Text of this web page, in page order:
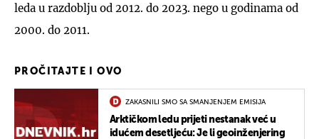
leda u razdoblju od 2012. do 2023. nego u godinama od
2000. do 2011.
PROČITAJTE I OVO
ZAKASNILI SMO SA SMANJENJEM EMISIJA
Arktičkom ledu prijeti nestanak već u
idućem desetljeću: Je li geoinženjering